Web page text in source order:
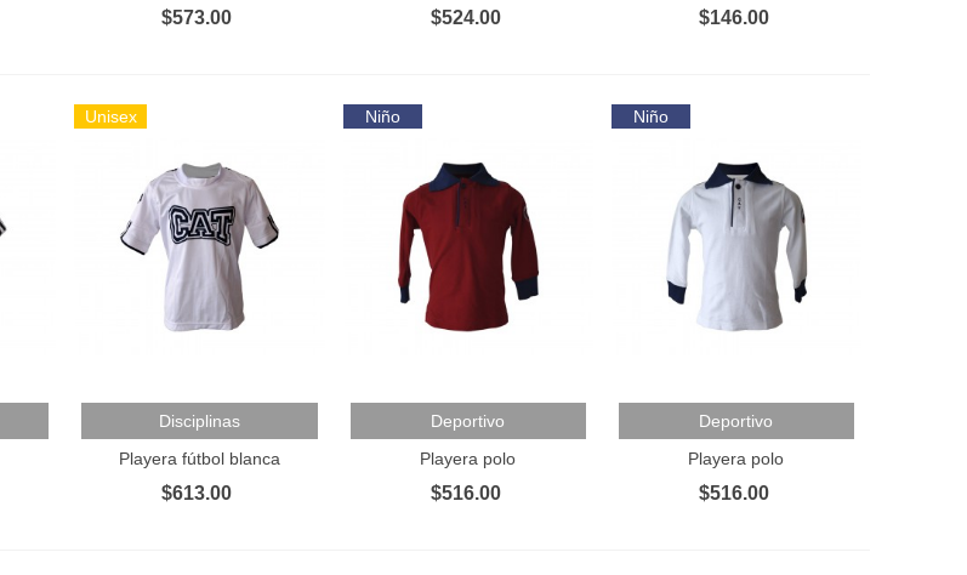
$573.00 $524.00 $146.00
Unisex
Añadir Al Carrito
Disciplinas
Playera fútbol blanca
$613.00
Niño
Añadir Al Carrito
Deportivo
Playera polo
$516.00
Niño
Añadir Al Carrito
Deportivo
Playera polo
$516.00